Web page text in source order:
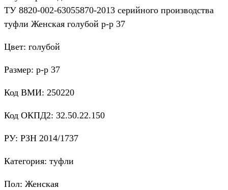
ТУ 8820-002-63055870-2013 серийного производства
туфли Женская голубой р-р 37
Цвет: голубой
Размер: р-р 37
Код ВМИ: 250220
Код ОКПД2: 32.50.22.150
РУ: РЗН 2014/1737
Категория: туфли
Пол: Женская